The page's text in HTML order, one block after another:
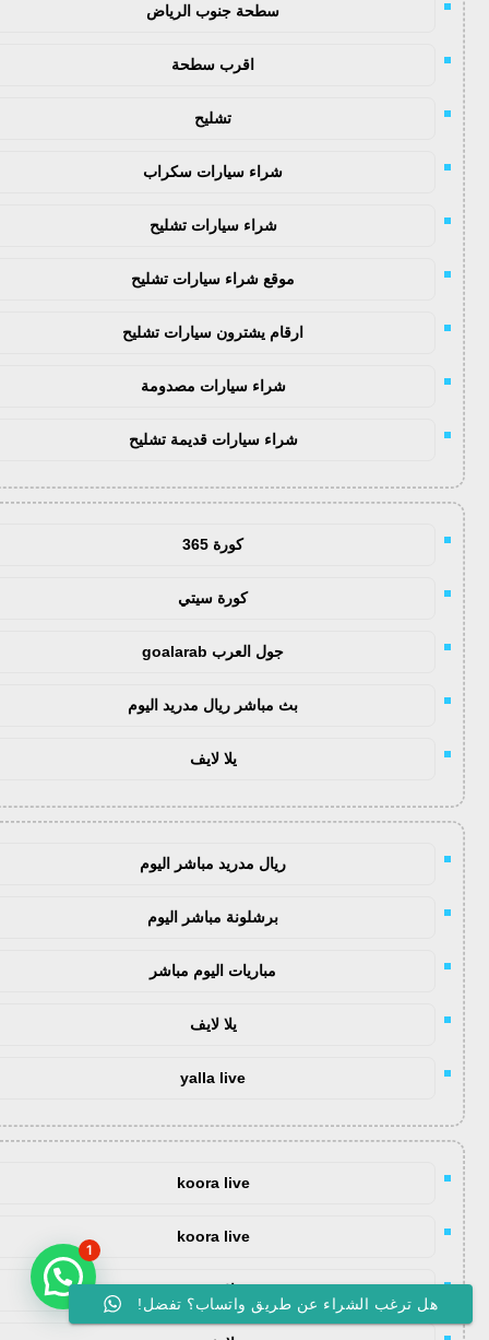
سطحة جنوب الرياض
اقرب سطحة
تشليح
شراء سيارات سكراب
شراء سيارات تشليح
موقع شراء سيارات تشليح
ارقام يشترون سيارات تشليح
شراء سيارات مصدومة
شراء سيارات قديمة تشليح
كورة 365
كورة سيتي
جول العرب goalarab
بث مباشر ريال مدريد اليوم
يلا لايف
ريال مدريد مباشر اليوم
برشلونة مباشر اليوم
مباريات اليوم مباشر
يلا لايف
yalla live
koora live
koora live
يلا شوت
هل ترغب الشراء عن طريق واتساب؟ تفضل!
1